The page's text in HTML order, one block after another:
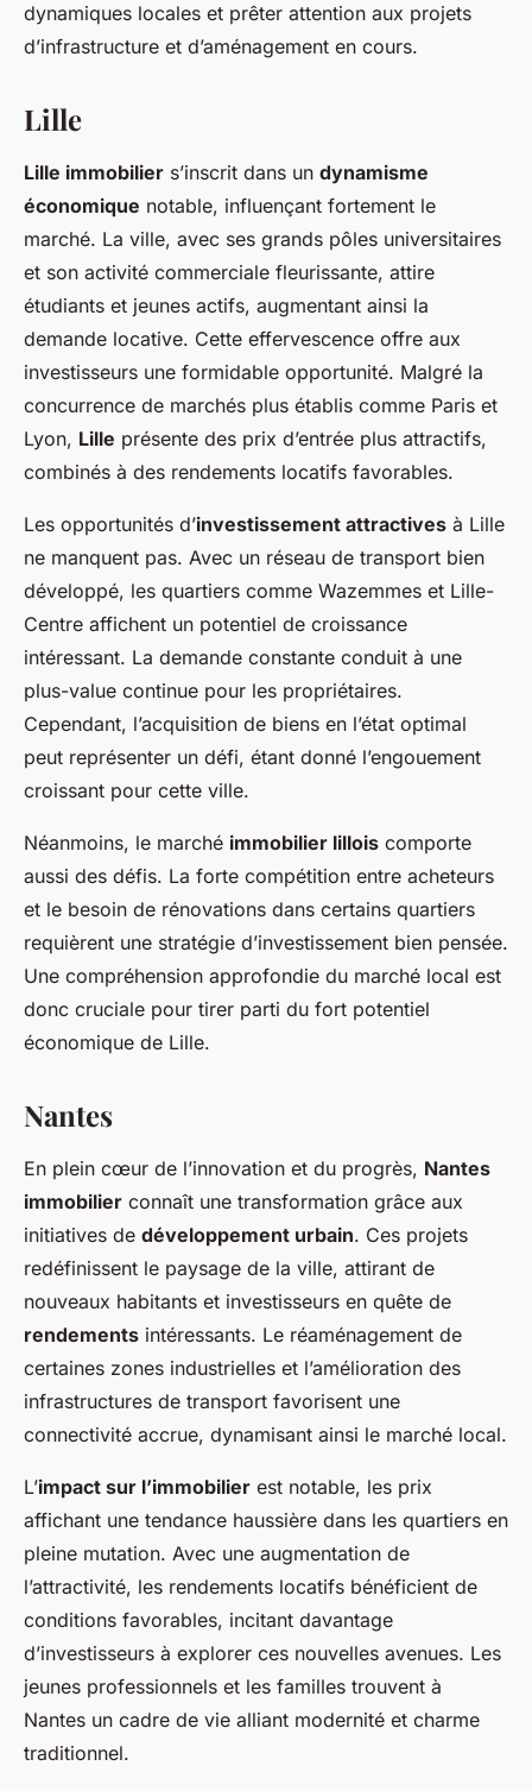
dynamiques locales et prêter attention aux projets
d’infrastructure et d’aménagement en cours.
Lille
Lille immobilier s’inscrit dans un dynamisme
économique notable, influençant fortement le
marché. La ville, avec ses grands pôles universitaires
et son activité commerciale fleurissante, attire
étudiants et jeunes actifs, augmentant ainsi la
demande locative. Cette effervescence offre aux
investisseurs une formidable opportunité. Malgré la
concurrence de marchés plus établis comme Paris et
Lyon, Lille présente des prix d’entrée plus attractifs,
combinés à des rendements locatifs favorables.
Les opportunités d’investissement attractives à Lille
ne manquent pas. Avec un réseau de transport bien
développé, les quartiers comme Wazemmes et Lille-
Centre affichent un potentiel de croissance
intéressant. La demande constante conduit à une
plus-value continue pour les propriétaires.
Cependant, l’acquisition de biens en l’état optimal
peut représenter un défi, étant donné l’engouement
croissant pour cette ville.
Néanmoins, le marché immobilier lillois comporte
aussi des défis. La forte compétition entre acheteurs
et le besoin de rénovations dans certains quartiers
requièrent une stratégie d’investissement bien pensée.
Une compréhension approfondie du marché local est
donc cruciale pour tirer parti du fort potentiel
économique de Lille.
Nantes
En plein cœur de l’innovation et du progrès, Nantes
immobilier connaît une transformation grâce aux
initiatives de développement urbain. Ces projets
redéfinissent le paysage de la ville, attirant de
nouveaux habitants et investisseurs en quête de
rendements intéressants. Le réaménagement de
certaines zones industrielles et l’amélioration des
infrastructures de transport favorisent une
connectivité accrue, dynamisant ainsi le marché local.
L’impact sur l’immobilier est notable, les prix
affichant une tendance haussière dans les quartiers en
pleine mutation. Avec une augmentation de
l’attractivité, les rendements locatifs bénéficient de
conditions favorables, incitant davantage
d’investisseurs à explorer ces nouvelles avenues. Les
jeunes professionnels et les familles trouvent à
Nantes un cadre de vie alliant modernité et charme
traditionnel.